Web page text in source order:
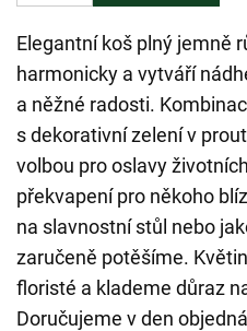
Elegantní koš plný jemně
harmonicky a vytváří
a něžné radosti.
s dekorativní zelení v
volbou pro oslavy
překvapení pro někoho
na slavnostní stůl nebo
zaručeně potěšíme.
floristé a klademe důraz
Doručujeme v den